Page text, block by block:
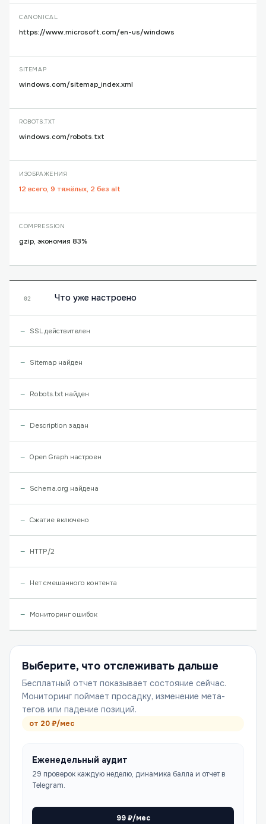
CANONICAL
https://www.microsoft.com/en-us/windows
SITEMAP
windows.com/sitemap_index.xml
ROBOTS.TXT
windows.com/robots.txt
ИЗОБРАЖЕНИЯ
12 всего, 9 тяжёлых, 2 без alt
COMPRESSION
gzip, экономия 83%
02 Что уже настроено
SSL действителен
Sitemap найден
Robots.txt найден
Description задан
Open Graph настроен
Schema.org найдена
Сжатие включено
HTTP/2
Нет смешанного контента
Мониторинг ошибок
Выберите, что отслеживать дальше
Бесплатный отчет показывает состояние сейчас.
Мониторинг поймает просадку, изменение мета-
тегов или падение позиций.
от 20₽/мес
Еженедельный аудит
29 проверок каждую неделю, динамика балла и отчет в
Telegram.
99₽/мес